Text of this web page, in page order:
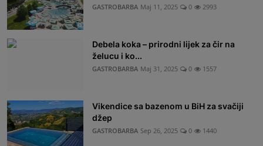
GASTROBARBA Maj 11, 2025 0 2993
Debela koka – prirodni lijek za čir na
želucu i ko...
GASTROBARBA Maj 31, 2025 0 1557
Vikendice sa bazenom u BiH za svačiji
džep
GASTROBARBA Sep 26, 2025 0 1440